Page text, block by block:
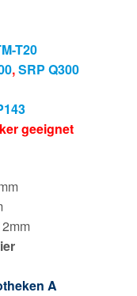
T20
,SRP Q300
geeignet
A